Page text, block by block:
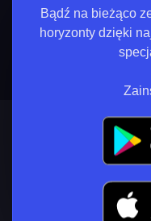
Bądź na bieżąco
horyzonty dzięki